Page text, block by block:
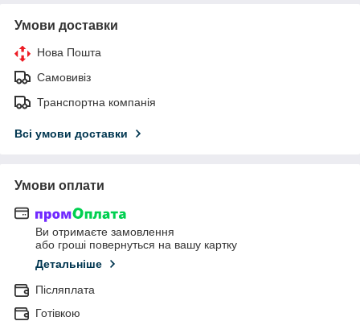
Умови доставки
Нова Пошта
Самовивіз
Транспортна компанія
Всі умови доставки
Умови оплати
Ви отримаєте замовлення
або гроші повернуться на вашу картку
Детальніше
Післяплата
Готівкою